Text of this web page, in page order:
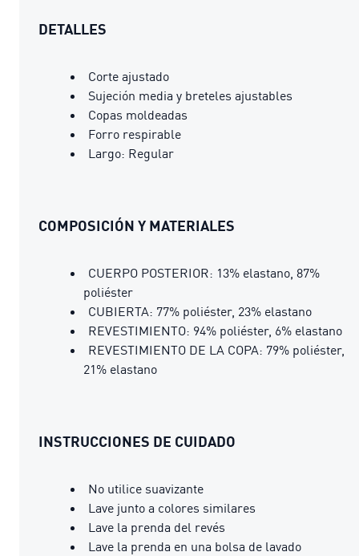
DETALLES
Corte ajustado
Sujeción media y breteles ajustables
Copas moldeadas
Forro respirable
Largo: Regular
COMPOSICIÓN Y MATERIALES
CUERPO POSTERIOR: 13% elastano, 87%
poliéster
CUBIERTA: 77% poliéster, 23% elastano
REVESTIMIENTO: 94% poliéster, 6% elastano
REVESTIMIENTO DE LA COPA: 79% poliéster,
21% elastano
INSTRUCCIONES DE CUIDADO
No utilice suavizante
Lave junto a colores similares
Lave la prenda del revés
Lave la prenda en una bolsa de lavado